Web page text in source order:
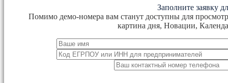
Заполните заявку
Помимо демо-номера вам станут доступны для
картина дня, Новации,